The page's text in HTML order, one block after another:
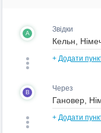
A Звідки
+ Додати
B Через
+ Додати